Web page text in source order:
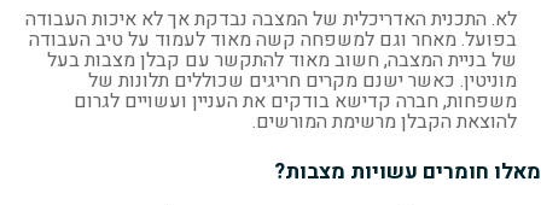
לא. התכנית האדריכלית של המצבה נבדקת אך לא איכות העבודה
בפועל. מאחר וגם למשפחה קשה מאוד לעמוד על טיב העבודה
של בניית המצבה, חשוב מאוד להתקשר עם קבלן מצבות בעל
מוניטין. כאשר ישנם מקרים חריגים שכוללים תלונות של
משפחות, חברה קדישא בודקים את העניין ועשויים לגרום
להוצאת הקבלן מרשימת המורשים.
מאלו חומרים עשויות מצבות?